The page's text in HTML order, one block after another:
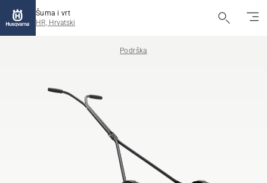
Šuma i vrt
HR, Hrvatski
Podrška